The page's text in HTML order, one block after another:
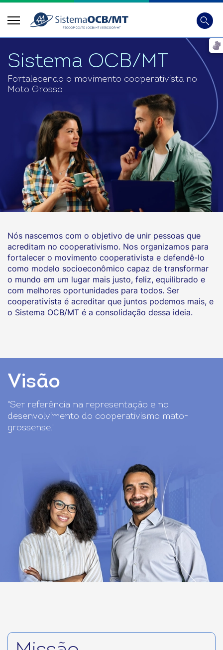
Busca
Digite
Sistema OCB/MT
Fortalecendo o movimento cooperativista no
Moto Grosso
Nós nascemos com o objetivo de unir pessoas que
acreditam no cooperativismo. Nos organizamos para
fortalecer o movimento cooperativista e defendê-lo
como modelo socioeconômico capaz de transformar
o mundo em um lugar mais justo, feliz, equilibrado e
com melhores oportunidades para todos. Ser
cooperativista é acreditar que juntos podemos mais, e
o Sistema OCB/MT é a consolidação dessa ideia.
Visão
"Ser referência na representação e no
desenvolvimento do cooperativismo mato-
grossense."